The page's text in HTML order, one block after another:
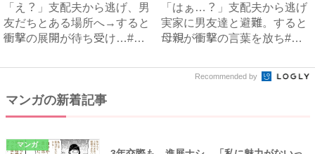
「え？」支配夫から逃げ、男
友だちとある場所へ→すると
衝撃の展開が待ち受け…#ハ
「はぁ…？」支配夫から逃げ
実家に男友達と避難。すると
母親が衝撃の言葉を放ち#ハ
Recommended by
マンガの新着記事
マンガ